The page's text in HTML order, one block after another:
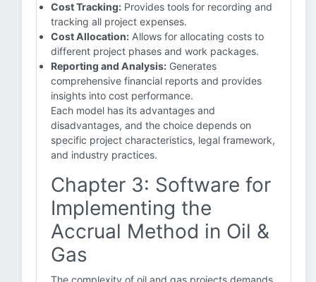
Cost Tracking: Provides tools for recording and
tracking all project expenses.
Cost Allocation: Allows for allocating costs to
different project phases and work packages.
Reporting and Analysis: Generates
comprehensive financial reports and provides
insights into cost performance.
Each model has its advantages and
disadvantages, and the choice depends on
specific project characteristics, legal framework,
and industry practices.
Chapter 3: Software for
Implementing the
Accrual Method in Oil &
Gas
The complexity of oil and gas projects demands